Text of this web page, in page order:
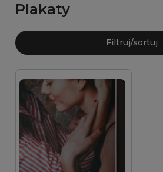
Plakaty
Filtruj/sortuj